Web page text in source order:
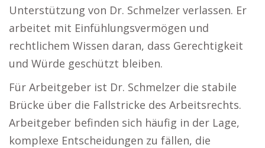
Unterstützung von Dr. Schmelzer verlassen. Er
arbeitet mit Einfühlungsvermögen und
rechtlichem Wissen daran, dass Gerechtigkeit
und Würde geschützt bleiben.
Für Arbeitgeber ist Dr. Schmelzer die stabile
Brücke über die Fallstricke des Arbeitsrechts.
Arbeitgeber befinden sich häufig in der Lage,
komplexe Entscheidungen zu fällen, die